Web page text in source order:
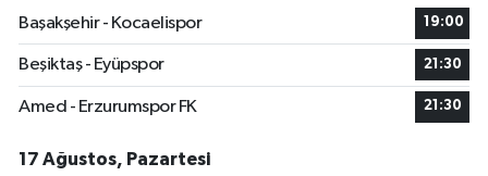
Başakşehir - Kocaelispor
19:00
Beşiktaş - Eyüpspor 21:30
Amed - Erzurumspor FK 21:30
17 Ağustos, Pazartesi